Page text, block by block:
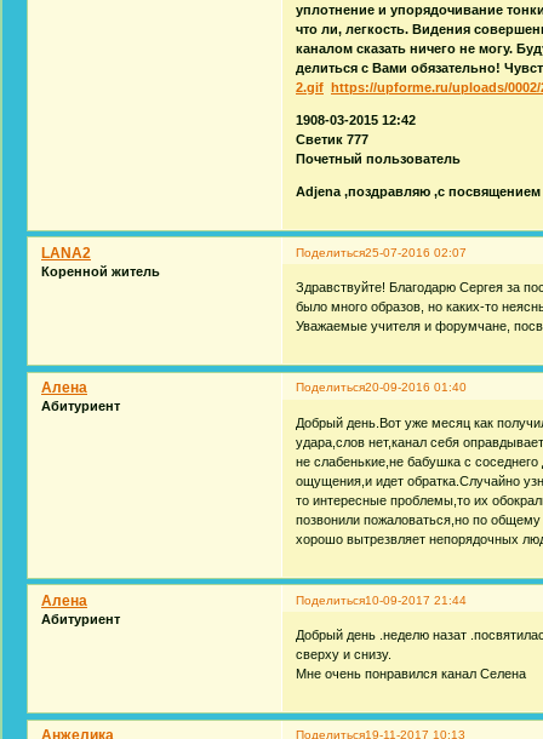
уплотнение и упорядочивание
что ли, легкость. Видения
каналом сказать ничего не могу.
делиться с Вами обязательно!
2.gif https://upforme.ru/uploads/0002/
1908-03-2015 12:42
Светик 777
Почетный пользователь
Adjena ,поздравляю ,с
Поделиться25-07-2016 02:07
LANA2
Коренной житель
Здравствуйте! Благодарю Сергея за
было много образов, но каких-то
Уважаемые учителя и форумчане,
Поделиться20-09-2016 01:40
Алена
Абитуриент
Добрый день.Вот уже месяц как
удара,слов нет,канал себя
не слабенькие,не бабушка с
ощущения,и идет обратка.Случайно
то интересные проблемы,то их
позвонили пожаловаться,но по
хорошо вытрезвляет непорядочных
Поделиться10-09-2017 21:44
Алена
Абитуриент
Добрый день .неделю назат
сверху и снизу.
Мне очень понравился канал Селена
Поделиться19-11-2017 10:13
Анжелика